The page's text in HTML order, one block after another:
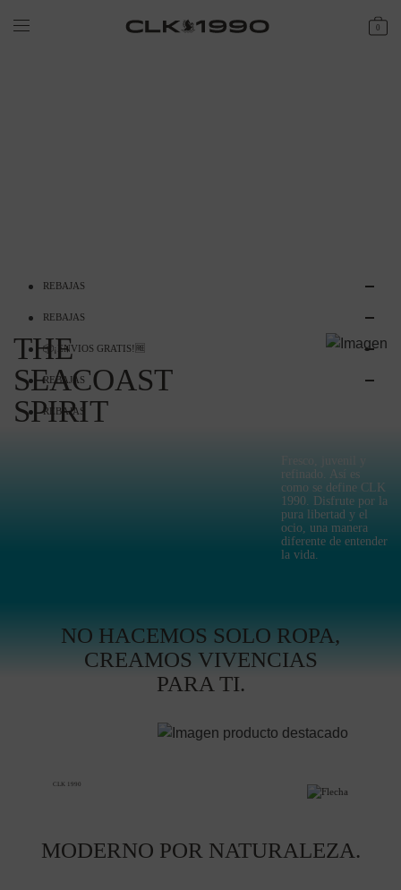
0
REBAJAS
REBAJAS
​📦​¡ENVIOS GRATIS!​​🆓​
REBAJAS
REBAJAS
THE
SEACOAST
SPIRIT
refinado. Así es
como se define CLK
1990. Disfrute por la
pura libertad y el
ocio, una manera
diferente de entender
la vida.
NO HACEMOS SOLO ROPA,
CREAMOS VIVENCIAS
PARA TI.
CLK 1990
MODERNO POR NATURALEZA.